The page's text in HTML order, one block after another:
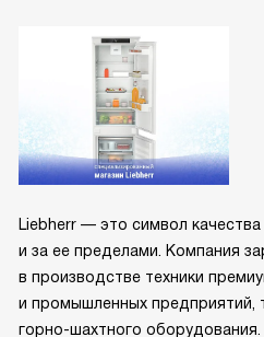
Liebherr — это символ качества
и за ее пределами. Компания
в производстве техники
и промышленных предприятий,
горно-шахтного